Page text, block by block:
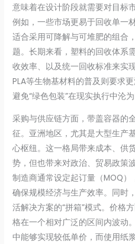
意味着在设计阶段就需要对目标
例如，一些市场更易于回收单一
适合采用可降解与可堆肥的组合
题。长期来看，塑料的回收体系
收效率、以及统一回收标准来实
PLA等生物基材料的普及则要求
避免“绿色包装”在现实执行中沦为
采购与供应链方面，带盖容器的
征。亚洲地区，尤其是大型生产
心枢纽。这一格局带来成本、供
势，但也带来对政治、贸易政策
制造商通常设定起订量（MOQ
确保规模经济与生产效率。同时
活解决方案的“拼箱”模式。价格
格在一个相对广泛的区间内波动
中能够实现较低单价，而使用纸